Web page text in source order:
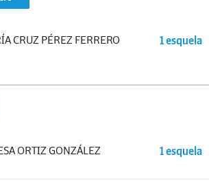
CRUZ PÉREZ FERRERO 1 esquela
ORTIZ GONZÁLEZ 1 esquela